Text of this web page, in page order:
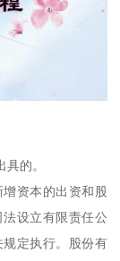
的。
资本的出资和股
设立有限责任公
定执行。股份有